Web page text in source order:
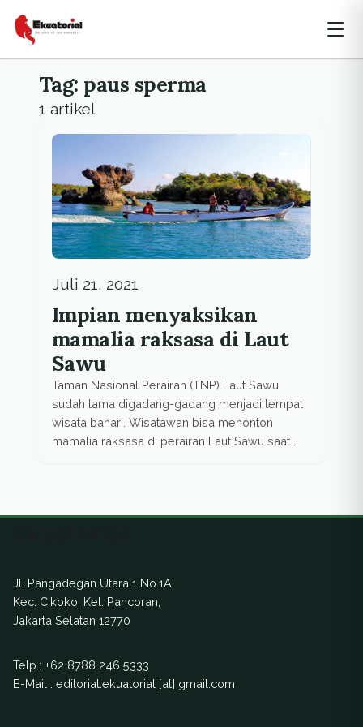
Tag: paus sperma
1 artikel
Juli 21, 2021
Impian menyaksikan
mamalia raksasa di Laut
Sawu
Taman Nasional Perairan (TNP) Laut Sawu
sudah lama digadang-gadang menjadi tempat
wisata bahari. Wisatawan bisa menonton
mamalia raksasa di perairan Laut Sawu saat
Jl. Pangadegan Utara 1 No.1A,
Kec. Cikoko, Kel. Pancoran,
Jakarta Selatan 12770
Telp.: +62 8788 246 5333
E-Mail : editorial.ekuatorial [at] gmail.com